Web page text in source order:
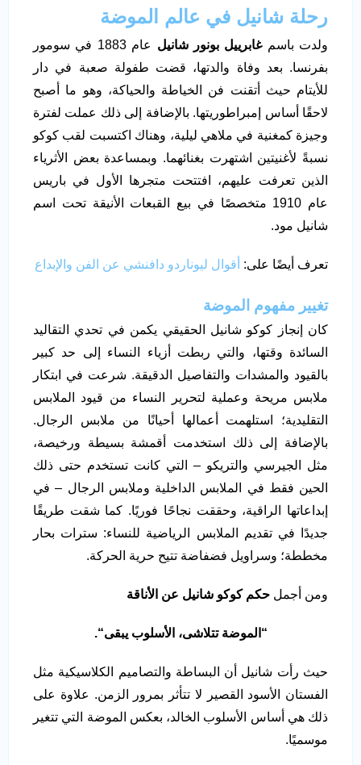
رحلة شانيل في عالم الموضة
ولدت باسمغابرييل بونور شانيل
عام 1883 في سومور
بفرنسا. بعد وفاة والدتها، قضت طفولة صعبة في دار
للأيتام حيث أتقنت فن الخياطة والحياكة، وهو ما أصبح
لاحقًا أساس إمبراطوريتها. بالإضافة إلى ذلك عملت لفترة
وجيزة كمغنية في ملاهي ليلية، وهناك اكتسبت لقب كوكو
نسبةً لأغنيتين اشتهرت بغنائهما. وبمساعدة بعض الأثرياء
الذين تعرفت عليهم، افتتحت متجرها الأول في باريس
عام 1910 متخصصًا في بيع القبعات الأنيقة تحت اسم
شانيل مود.
تعرف أيضًا على: أقوال ليوناردو دافنشي عن الفن والإبداع
تغيير مفهوم الموضة
كان إنجاز كوكو شانيل الحقيقي يكمن في تحدي التقاليد
السائدة وقتها، والتي ربطت أزياء النساء إلى حد كبير
بالقيود والمشدات والتفاصيل الدقيقة. شرعت في ابتكار
ملابس مريحة وعملية لتحرير النساء من قيود الملابس
التقليدية؛ استلهمت أعمالها أحيانًا من ملابس الرجال.
بالإضافة إلى ذلك استخدمت أقمشة بسيطة ورخيصة،
مثل الجيرسي والتريكو – التي كانت تستخدم حتى ذلك
الحين فقط في الملابس الداخلية وملابس الرجال – في
إبداعاتها الراقية، وحققت نجاحًا فوريًا. كما شقت طريقًا
جديدًا في تقديم الملابس الرياضية للنساء: سترات بحار
مخططة؛ وسراويل فضفاضة تتيح حرية الحركة.
ومن أجمل حكم كوكو شانيل عن الأناقة
“ الموضة تتلاشى، الأسلوب يبقى“.
حيث رأت شانيل أن البساطة والتصاميم الكلاسيكية مثل
الفستان الأسود القصير لا تتأثر بمرور الزمن. علاوة على
ذلك هي أساس الأسلوب الخالد، بعكس الموضة التي تتغير
موسميًا.